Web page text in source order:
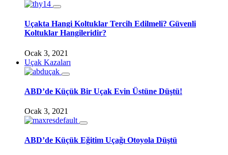
Uçakta Hangi Koltuklar Tercih Edilmeli? Güvenli
Koltuklar Hangileridir?
Ocak 3, 2021
Uçak Kazaları
ABD’de Küçük Bir Uçak Evin Üstüne Düştü!
Ocak 3, 2021
ABD’de Küçük Eğitim Uçağı Otoyola Düştü